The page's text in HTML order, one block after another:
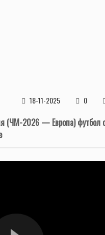
18-11-2025 0
(ЧМ-2026 — Европа) футбол